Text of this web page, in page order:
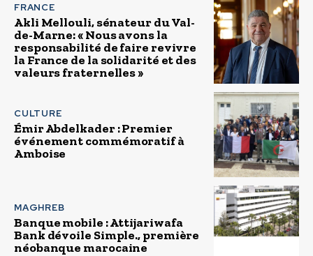
FRANCE
Akli Mellouli, sénateur du Val-
de-Marne: « Nous avons la
responsabilité de faire revivre
la France de la solidarité et des
valeurs fraternelles »
CULTURE
Émir Abdelkader : Premier
événement commémoratif à
Amboise
MAGHREB
Banque mobile : Attijariwafa
Bank dévoile Simple., première
néobanque marocaine